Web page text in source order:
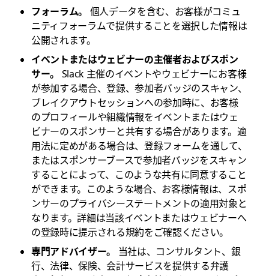
フォーラム。
個人データを含む、お客様がコミュ
ニティフォーラムで提供することを選択した情報は
公開されます。
イベントまたはウェビナーの主催者およびスポン
サー。
Slack 主催のイベントやウェビナーにお客様
が参加する場合、登録、参加者バッジのスキャン、
ブレイクアウトセッションへの参加時に、お客様
のプロフィールや組織情報をイベントまたはウェ
ビナーのスポンサーと共有する場合があります。適
用法に定めがある場合は、登録フォームを通して、
またはスポンサーブースで参加者バッジをスキャン
することによって、このような共有に同意すること
ができます。このような場合、お客様情報は、スポ
ンサーのプライバシーステートメントの適用対象と
なります。詳細は当該イベントまたはウェビナーへ
の登録時に提示される規約をご確認ください。
専門アドバイザー。
当社は、コンサルタント、銀
行、法律、保険、会計サービスを提供する弁護